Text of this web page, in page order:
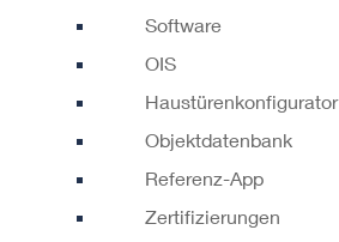
Software
OIS
Haustürenkonfigurator
Objektdatenbank
Referenz-App
Zertifizierungen